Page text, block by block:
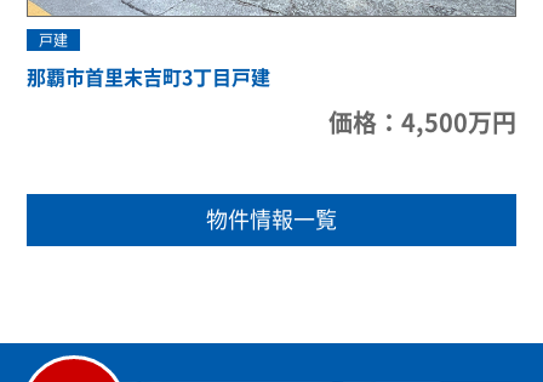
戸建
那覇市首里末吉町3丁目戸建
価格：4,500万円
物件情報一覧